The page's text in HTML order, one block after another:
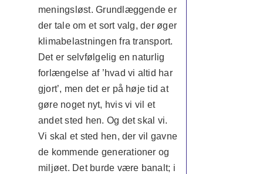
meningsløst. Grundlæggende er
der tale om et sort valg, der øger
klimabelastningen fra transport.
Det er selvfølgelig en naturlig
forlængelse af ’hvad vi altid har
gjort’, men det er på høje tid at
gøre noget nyt, hvis vi vil et
andet sted hen. Og det skal vi.
Vi skal et sted hen, der vil gavne
de kommende generationer og
miljøet. Det burde være banalt; i